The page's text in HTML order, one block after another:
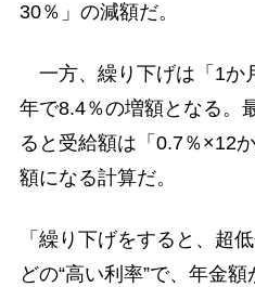
30％」の減額だ。
一方、繰り下げは「1か
年で8.4％の増額となる。
ると受給額は「0.7％×12
額になる計算だ。
「繰り下げをすると、超
どの“高い利率”で、年金